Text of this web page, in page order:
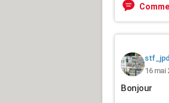
16 mai
Bonjour